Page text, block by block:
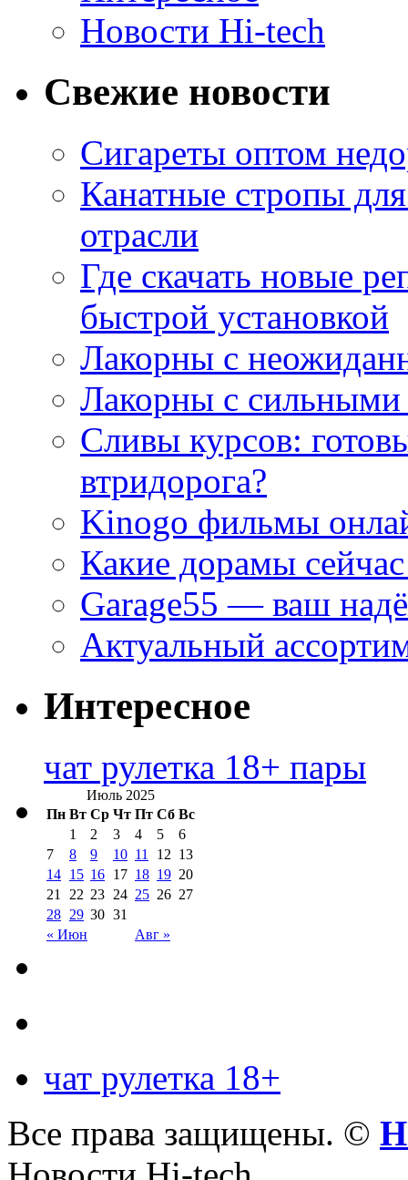
Новости Hi-tech
Свежие новости
Сигареты оптом
Канатные стропы
отрасли
Где скачать новые
быстрой установкой
Лакорны с
Лакорны с сильными
Сливы курсов:
втридорога?
Kinogo фильмы
Какие дорамы
Garage55 — ваш
Актуальный
Интересное
чат рулетка 18+ пары
Июль 2025
Пн Вт Ср Чт Пт Сб Вс
« Июн Авг »
1 2 3 4 5
6
7
8 9 10 11 12 13
14 15 16 17 18 19 20
21
22 23 24 25 26 27
28 29 30 31
чат рулетка 18+
Все права защищены. ©